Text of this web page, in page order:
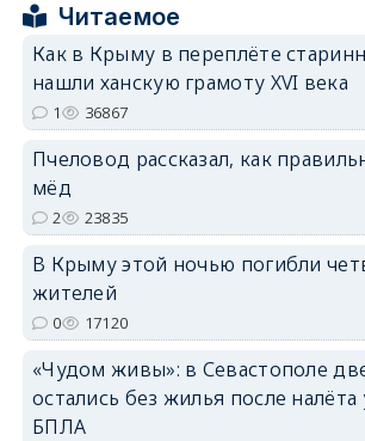
Читаемое
Как в Крыму в переплёте
нашли ханскую грамоту XVI века
1 36867
Пчеловод рассказал, как
мёд
2 23835
В Крыму этой ночью погибли
жителей
0 17120
«Чудом живы»: в Севастополе
остались без жилья после налёта
БПЛА